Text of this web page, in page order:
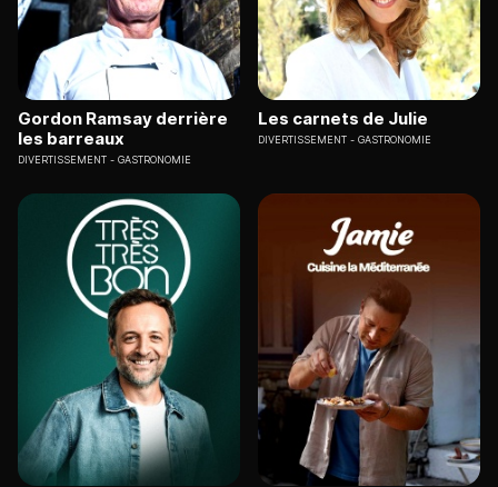
Gordon Ramsay derrière
les barreaux
DIVERTISSEMENT GASTRONOMIE
Les carnets de Julie
DIVERTISSEMENT GASTRONOMIE